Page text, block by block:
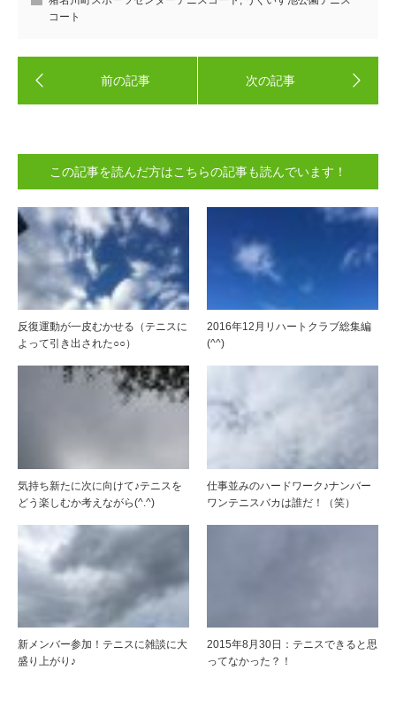
コート
この記事を読んだ方はこちらの記事も読んでいます！
反復運動が一皮むかせる（テニスに
よって引き出された○○）
2016年12月リハートクラブ総集編
(^^)
気持ち新たに次に向けて♪テニスを
どう楽しむか考えながら(^.^)
仕事並みのハードワーク♪ナンバー
ワンテニスバカは誰だ！（笑）
新メンバー参加！テニスに雑談に大
盛り上がり♪
2015年8月30日：テニスできると思
ってなかった？！